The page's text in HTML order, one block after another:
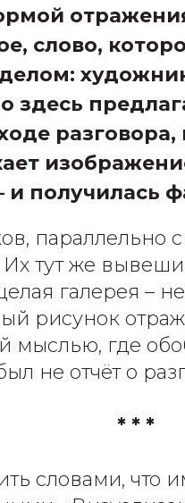
слово,
здесь
и получилась
параллельно
тут же
галерея –
рисунок
мыслью, где
не отчёт о
* * *
словами, что